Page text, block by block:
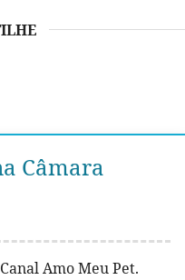
Câmara
Amo Meu Pet.